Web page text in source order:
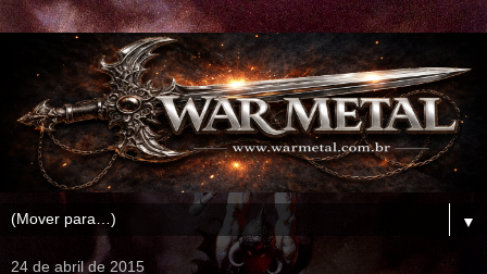
▼
24 de abril de 2015